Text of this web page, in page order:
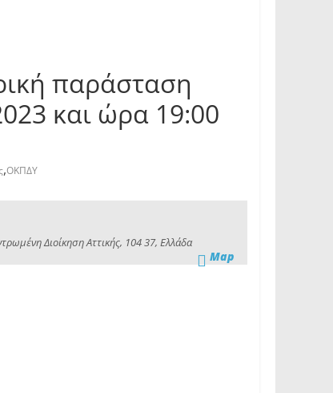
παράσταση
και ώρα 19:00
,ΟΚΠΔΥ
Διοίκηση Αττικής, 104 37, Ελλάδα
Map